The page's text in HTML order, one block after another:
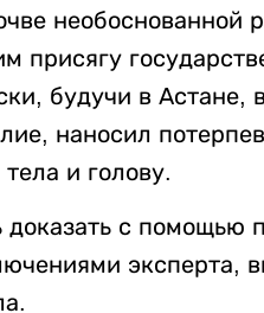
присягу
будучи в
наносил
и голову.
доказать с
эксперта,